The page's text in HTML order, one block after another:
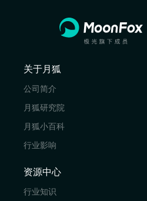
关于月狐
公司简介
月狐研究院
月狐小百科
行业影响
资源中心
行业知识